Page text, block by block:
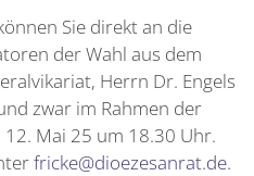
Sie direkt an die
der Wahl aus dem
Herrn Dr. Engels
zwar im Rahmen der
12. Mai 25 um 18.30 Uhr.
fricke@dioezesanrat.de.